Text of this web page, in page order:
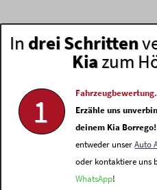
In drei Schritten
Kiazum
1
Erzähle uns
deinem Kia Borrego!
entweder unserAuto
oder kontaktiere uns
WhatsApp!